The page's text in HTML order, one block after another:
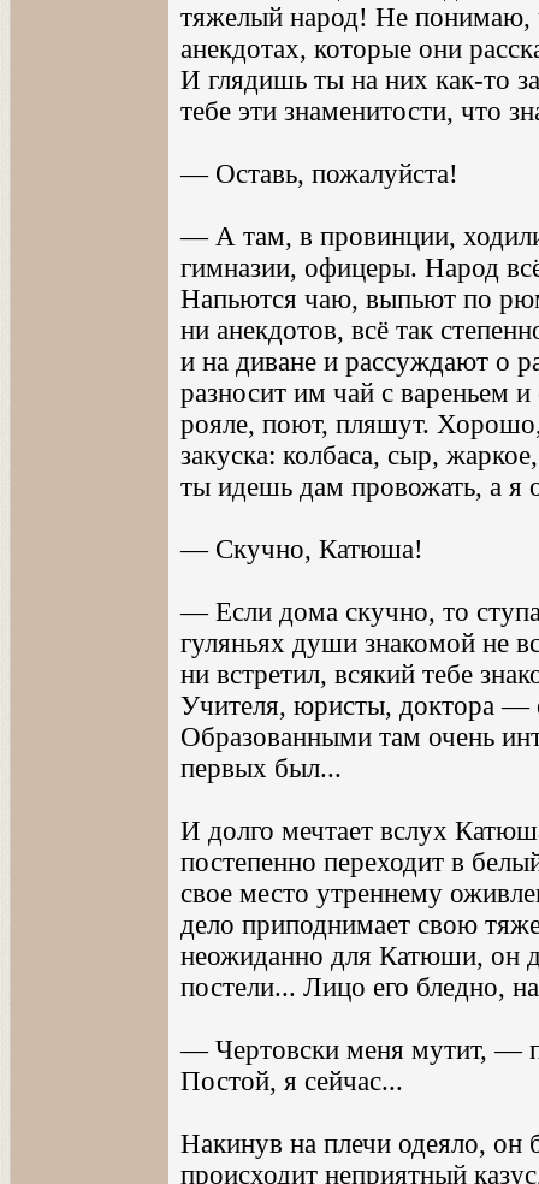
тяжелый народ! Не понимаю,
анекдотах, которые они
И глядишь ты на них как-то
тебе эти знаменитости, что
— Оставь, пожалуйста!
— А там, в провинции,
гимназии, офицеры. Народ
Напьются чаю, выпьют по
ни анекдотов, всё так
и на диване и рассуждают о
разносит им чай с вареньем
рояле, поют, пляшут.
закуска: колбаса, сыр,
ты идешь дам провожать, а я
— Скучно, Катюша!
— Если дома скучно, то
гуляньях души знакомой не
ни встретил, всякий тебе
Учителя, юристы, доктора —
Образованными там очень
первых был...
И долго мечтает вслух
постепенно переходит в
свое место утреннему
дело приподнимает свою
неожиданно для Катюши, он
постели... Лицо его бледно,
— Чертовски меня мутит, —
Постой, я сейчас...
Накинув на плечи одеяло, он
происходит неприятный